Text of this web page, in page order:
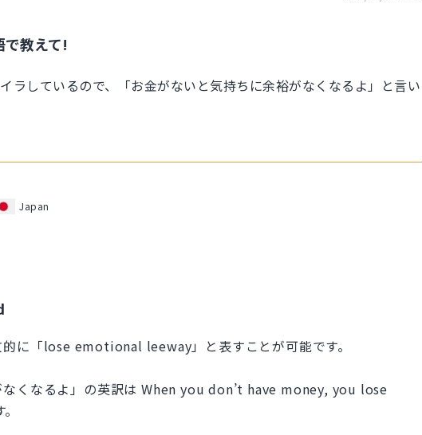
で教えて!
ラしているので、「お金がないと気持ちに余裕がなくなるよ」と言い
Japan
的に「lose emotional leeway」と表すことが可能です。
なくなるよ」の英訳は When you don’t have money, you lose